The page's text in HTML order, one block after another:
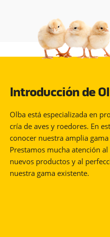
Introducción de
Olba está especializada en
cría de aves y roedores. En
conocer nuestra amplia
Prestamos mucha atención
nuevos productos y al
nuestra gama existente.